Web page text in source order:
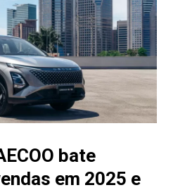
bate
em 2025 e